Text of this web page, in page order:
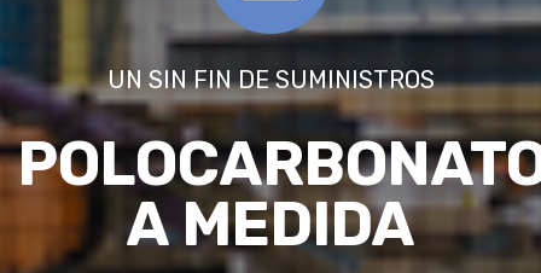
UN SIN FIN DE SUMINISTROS
A MEDIDA